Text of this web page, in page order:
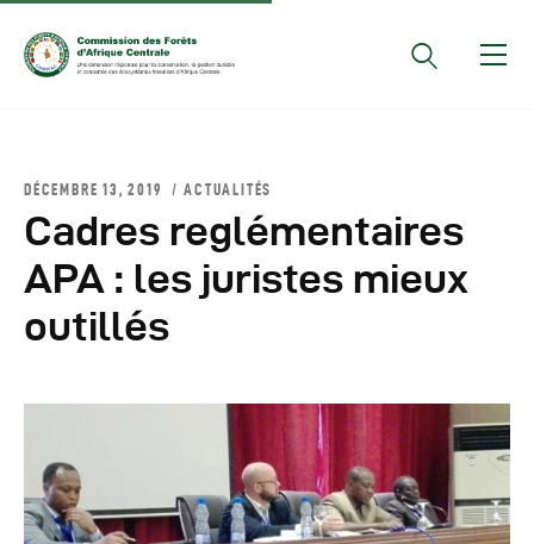
Conseils Des Ministres
Comptes Rendus De
Réunions Sous-
Régionales
COMIFAC Newsletter
Réunions Réseaux
CEFDHAC
DÉCEMBRE 13, 2019 ACTUALITÉS
Cadres reglémentaires
APA : les juristes mieux
outillés